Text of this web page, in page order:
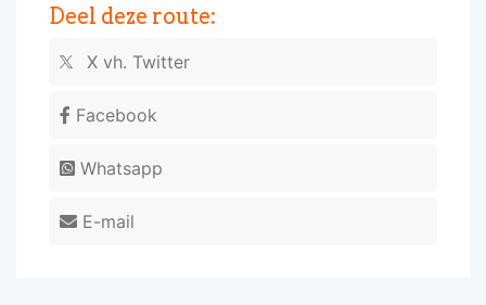
Deel deze route:
X vh. Twitter
Facebook
Whatsapp
E-mail